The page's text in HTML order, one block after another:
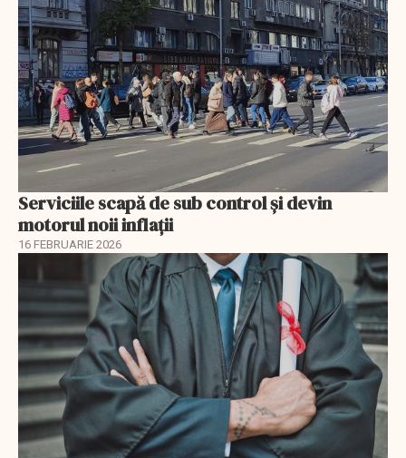
Serviciile scapă de sub control și devin
motorul noii inflații
16 FEBRUARIE 2026